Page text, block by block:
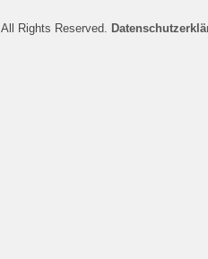
All Rights Reserved.